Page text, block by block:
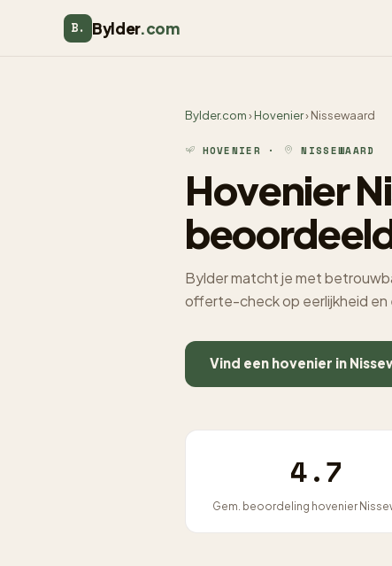
B. Bylder.com
Bylder.com›Hovenier› Nissewaard
HOVENIER · NISSEWAARD
Hovenier
Bylder matcht je met
offerte-check op eerlijkheid en
Vind een hovenier in
4.7
Gem. beoordeling hovenier